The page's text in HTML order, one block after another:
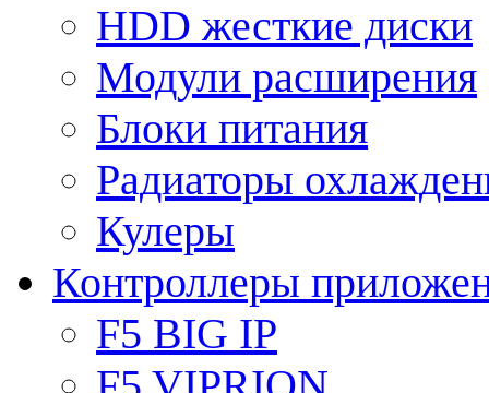
HDD жесткие диски
Модули расширения
Блоки питания
Радиаторы
Кулеры
Контроллеры
F5 BIG IP